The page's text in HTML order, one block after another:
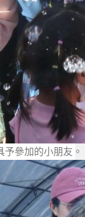
參加的小朋友